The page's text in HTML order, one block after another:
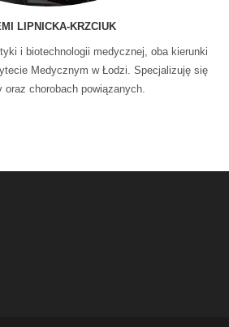
LIPNICKA-KRZCIUK
i biotechnologii medycznej, oba kierunki
Medycznym w Łodzi. Specjalizuję się
oraz chorobach powiązanych.